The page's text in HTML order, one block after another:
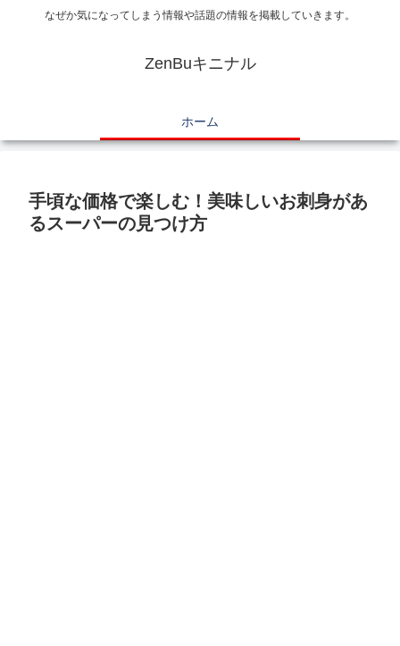
なぜか気になってしまう情報や話題の情報を掲載していきます。
ZenBuキニナル
ホーム
手頃な価格で楽しむ！美味しいお刺身があ
るスーパーの見つけ方